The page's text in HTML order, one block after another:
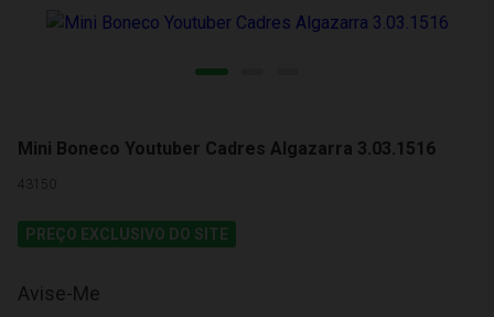
Mini Boneco Youtuber Cadres Algazarra 3.03.1516
43150
PREÇO EXCLUSIVO DO SITE
Avise-Me